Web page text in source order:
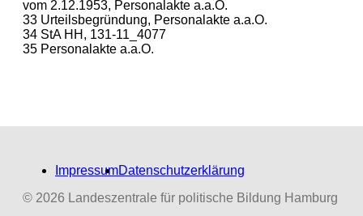
vom 2.12.1953, Personalakte a.a.O.
33 Urteilsbegründung, Personalakte a.a.O.
34 StA HH, 131-11_4077
35 Personalakte a.a.O.
ImpressumDatenschutzerklärung
© 2026 Landeszentrale für politische Bildung Hamburg